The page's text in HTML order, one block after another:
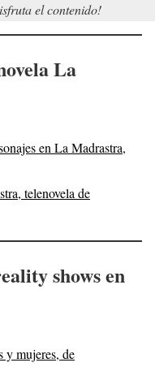
el contenido!
La
en La Madrastra,
telenovela de
shows en
y mujeres, de